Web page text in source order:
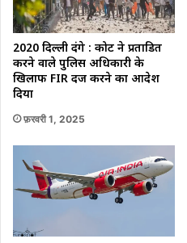
2020 दिल्ली दंगे : कोर्ट ने प्रताडित
करने वाले पुलिस अधिकारी के
खिलाफ FIR दर्ज करने का आदेश
दिया
फ़रवरी 1, 2025